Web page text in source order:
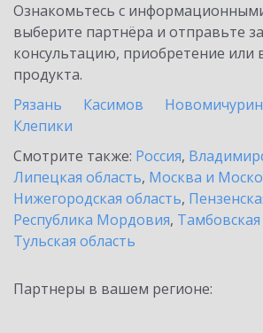
Ознакомьтесь с
выберите партнёра и отправьте
консультацию, приобретение или
продукта.
Рязань
Касимов
Клепики
Смотрите также: Россия,
Липецкая область, Москва и
Нижегородская область,
Республика Мордовия, Тамбовская
Тульская область
Партнеры в вашем регионе: